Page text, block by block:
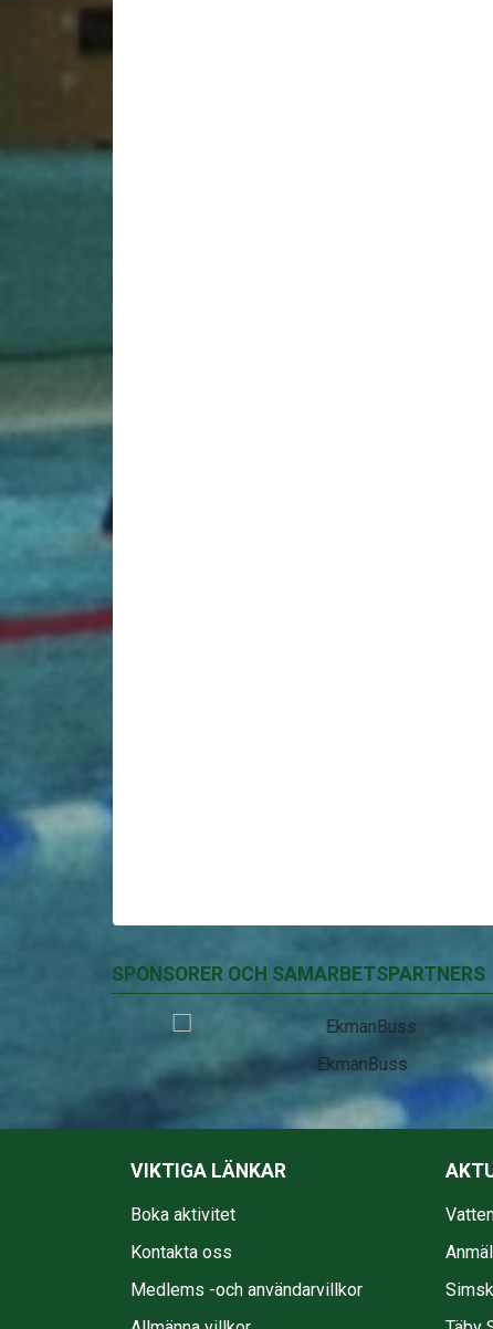
SPONSORER OCH SAMARBETSPARTNERS
EkmanBuss
VIKTIGA LÄNKAR
Boka aktivitet
Kontakta oss
Medlems -och användarvillkor